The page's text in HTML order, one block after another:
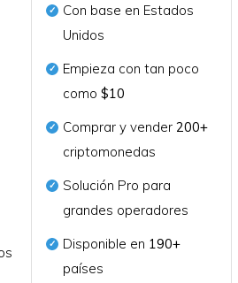
Con base en Estados
Unidos
Empieza con tan poco
como $10
Comprar y vender 200+
criptomonedas
Solución Pro para
grandes operadores
Disponible en 190+
países